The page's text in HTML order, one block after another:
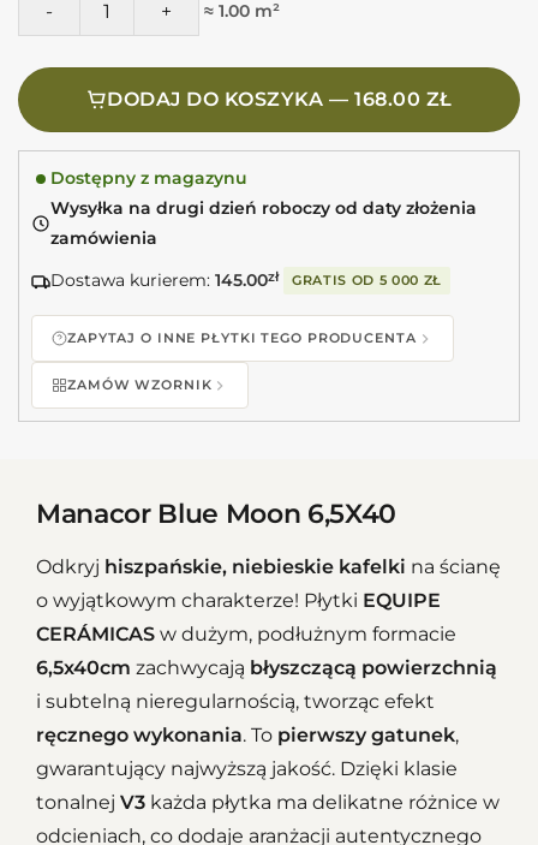
≈ 1.00 m²
DODAJ DO KOSZYKA — 168.00 ZŁ
Dostępny z magazynu
Wysyłka na drugi dzień roboczy od daty złożenia
zamówienia
Dostawa kurierem: 145.00zł GRATIS OD 5 000 ZŁ
ZAPYTAJ O INNE PŁYTKI TEGO PRODUCENTA
ZAMÓW WZORNIK
Manacor Blue Moon 6,5X40
Odkryj hiszpańskie, niebieskie kafelki na ścianę
o wyjątkowym charakterze! Płytki EQUIPE
CERÁMICAS w dużym, podłużnym formacie
6,5x40cm zachwycają błyszczącą powierzchnią
i subtelną nieregularnością, tworząc efekt
ręcznego wykonania. To pierwszy gatunek,
gwarantujący najwyższą jakość. Dzięki klasie
tonalnej V3 każda płytka ma delikatne różnice w
odcieniach, co dodaje aranżacji autentycznego